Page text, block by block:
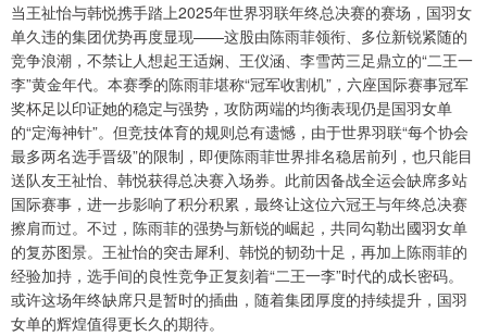
当王祉怡与韩悦携手踏上2025年世界羽联年终总决赛的赛场，国羽女
单久违的集团优势再度显现——这股由陈雨菲领衔、多位新锐紧随的
竞争浪潮，不禁让人想起王适娴、王仪涵、李雪芮三足鼎立的“二王一
李”黄金年代。本赛季的陈雨菲堪称“冠军收割机”，六座国际赛事冠军
奖杯足以印证她的稳定与强势，攻防两端的均衡表现仍是国羽女单
的“定海神针”。但竞技体育的规则总有遗憾，由于世界羽联“每个协会
最多两名选手晋级”的限制，即便陈雨菲世界排名稳居前列，也只能目
送队友王祉怡、韩悦获得总决赛入场券。此前因备战全运会缺席多站
国际赛事，进一步影响了积分积累，最终让这位六冠王与年终总决赛
擦肩而过。不过，陈雨菲的强势与新锐的崛起，共同勾勒出國羽女单
的复苏图景。王祉怡的突击犀利、韩悦的韧劲十足，再加上陈雨菲的
经验加持，选手间的良性竞争正复刻着“二王一李”时代的成长密码。
或许这场年终缺席只是暂时的插曲，随着集团厚度的持续提升，国羽
女单的辉煌值得更长久的期待。